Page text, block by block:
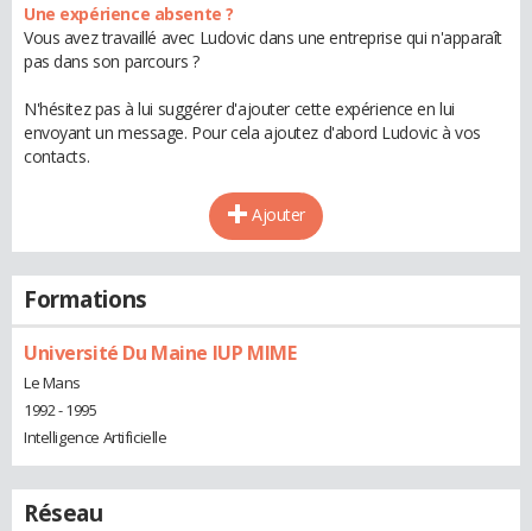
Une expérience absente ?
Vous avez travaillé avec Ludovic dans une entreprise qui n'apparaît
pas dans son parcours ?
N'hésitez pas à lui suggérer d'ajouter cette expérience en lui
envoyant un message. Pour cela ajoutez d'abord Ludovic à vos
contacts.
Ajouter
Formations
Université Du Maine IUP MIME
Le Mans
1992 - 1995
Intelligence Artificielle
Réseau